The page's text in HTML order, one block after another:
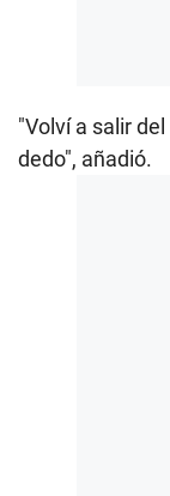
"Volví a salir
dedo", añadió.